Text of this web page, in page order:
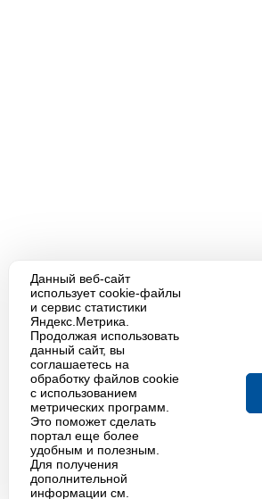
Данный веб-сайт
использует cookie-файлы
и сервис статистики
Яндекс.Метрика.
Продолжая использовать
данный сайт, вы
соглашаетесь на
обработку файлов cookie
с использованием
метрических программ.
Это поможет сделать
портал еще более
удобным и полезным.
Для получения
дополнительной
информации см.